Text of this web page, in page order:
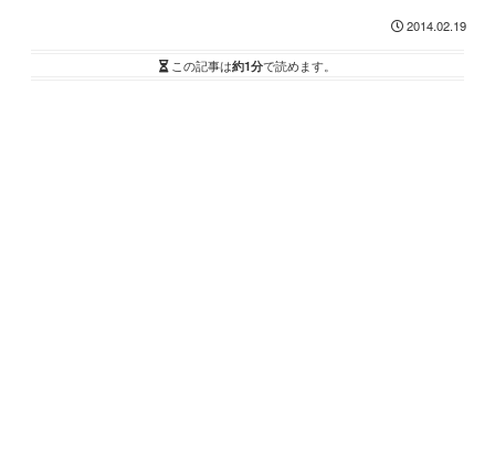
2014.02.19
この記事は約1分で読めます。